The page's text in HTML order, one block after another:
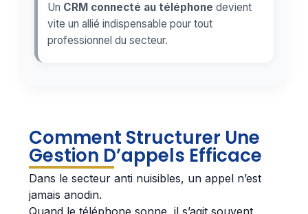
Un CRM connecté au téléphone devient
vite un allié indispensable pour tout
professionnel du secteur.
Comment Structurer Une
Gestion D’appels Efficace
Dans le secteur anti nuisibles, un appel n’est
jamais anodin.
Quand le téléphone sonne, il s’agit souvent